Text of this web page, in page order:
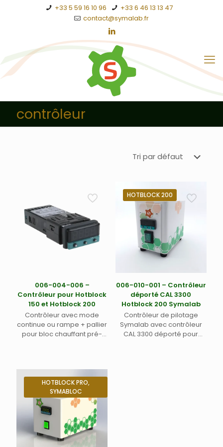
+33 5 59 16 10 96
+33 6 46 13 13 47
contact@symalab.fr
contrôleur
006-004-006 –
Contrôleur pour Hotblock
150 et Hotblock 200
Contrôleur avec mode
continue ou rampe + pallier
pour bloc chauffant pré-
HOTBLOCK 200
006-010-001 – Contrôleur
déporté CAL 3300
Hotblock 200 Symalab
Contrôleur de pilotage
Symalab avec contrôleur
CAL 3300 déporté pour
HOTBLOCK PRO,
SYMABLOC